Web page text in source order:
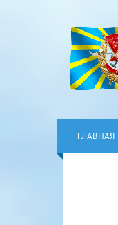
ГЛАВНАЯ